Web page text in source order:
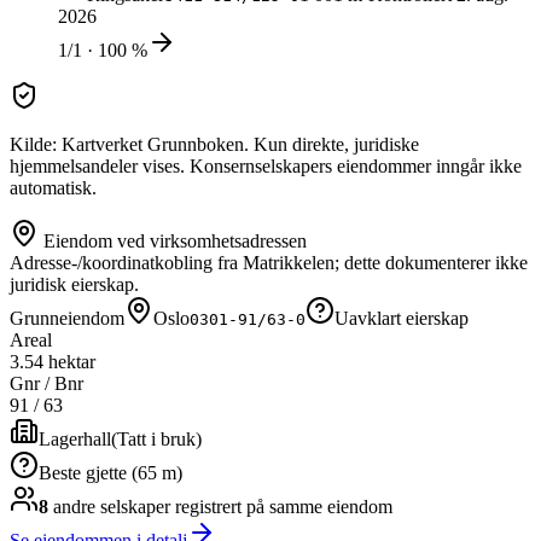
2026
1/1 · 100 %
Kilde: Kartverket Grunnboken. Kun direkte, juridiske
hjemmelsandeler vises. Konsernselskapers eiendommer inngår ikke
automatisk.
Eiendom ved virksomhetsadressen
Adresse-/koordinatkobling fra Matrikkelen; dette dokumenterer ikke
juridisk eierskap.
Grunneiendom
Oslo0301-91/63-0
Uavklart eierskap
Areal
3.54 hektar
Gnr / Bnr
91 /63
Lagerhall(Tatt i bruk)
Beste gjette (65 m)
8 andre selskaperregistrert på samme eiendom